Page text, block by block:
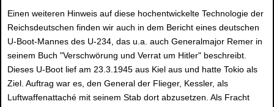
Einen weiteren Hinweis auf diese hochentwickelte Technologie der
Reichsdeutschen finden wir auch in dem Bericht eines deutschen
U-Boot-Mannes des U-234, das u.a. auch Generalmajor Remer in
seinem Buch "Verschwörung und Verrat um Hitler" beschreibt.
Dieses U-Boot lief am 23.3.1945 aus Kiel aus und hatte Tokio als
Ziel. Auftrag war es, den General der Flieger, Kessler, als
Luftwaffenattaché mit seinem Stab dort abzusetzen. Als Fracht